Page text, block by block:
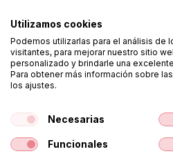
962250313
ortola@ortola-sa.es
Av. d'Albaida, s/n
46840 La Pobla del Duc (Valencia)
¡Síguenos!
Utilizamos cookies
Podemos utilizarlas para el análisis de
visitantes, para mejorar nuestro sitio
personalizado y brindarle una
Para obtener más información sobre
los ajustes.
Necesarias
Funcionales